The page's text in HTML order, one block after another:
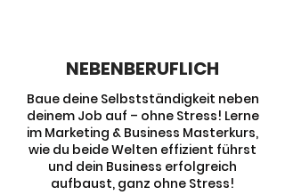
NEBENBERUFLICH
Baue deine Selbstständigkeit neben
deinem Job auf – ohne Stress! Lerne
im Marketing & Business Masterkurs,
wie du beide Welten effizient führst
und dein Business erfolgreich
aufbaust, ganz ohne Stress!